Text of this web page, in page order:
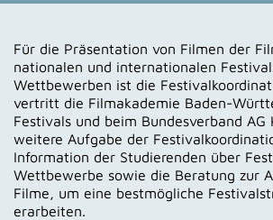
Für die Präsentation von Filmen der
nationalen und internationalen
Wettbewerben ist die
vertritt die Filmakademie Baden-
Festivals und beim Bundesverband AG
weitere Aufgabe der
Information der Studierenden über
Wettbewerbe sowie die Beratung zur
Filme, um eine bestmögliche
erarbeiten.